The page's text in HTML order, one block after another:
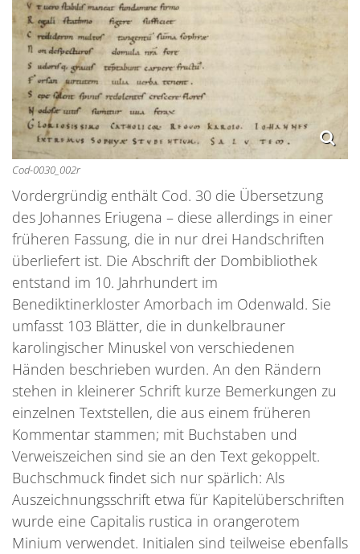
Cod-0030_002r
Vordergründig enthält Cod. 30 die Übersetzung
des Johannes Eriugena – diese allerdings in einer
früheren Fassung, die in nur drei Handschriften
überliefert ist. Die Abschrift der Dombibliothek
entstand im 10. Jahrhundert im
Benediktinerkloster Amorbach im Odenwald. Sie
umfasst 103 Blätter, die in dunkelbrauner
karolingischer Minuskel von verschiedenen
Händen beschrieben wurden. An den Rändern
stehen in kleinerer Schrift kurze Bemerkungen zu
einzelnen Textstellen, die aus einem früheren
Kommentar stammen; mit Buchstaben und
Verweiszeichen sind sie an den Text gekoppelt.
Buchschmuck findet sich nur spärlich: Als
Auszeichnungsschrift etwa für Kapitelüberschriften
wurde eine Capitalis rustica in orangerotem
Minium verwendet. Initialen sind teilweise ebenfalls